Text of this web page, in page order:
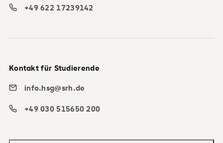
+49 622 17239142
Kontakt für Studierende
info.hsg@srh.de
+49 030 515650 200